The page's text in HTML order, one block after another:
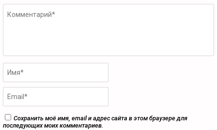
Сохранить моё имя, email и адрес сайта в этом браузере для
последующих моих комментариев.